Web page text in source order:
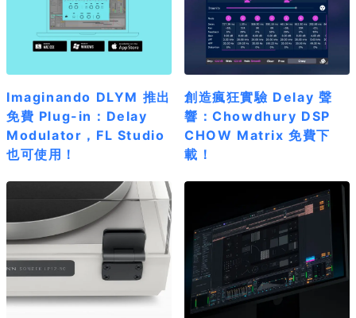
Imaginando DLYM 推出
免費 Plug-in：Delay
Modulator，FL Studio
也可使用！
創造瘋狂實驗 Delay 聲
響：Chowdhury DSP
CHOW Matrix 免費下
載！